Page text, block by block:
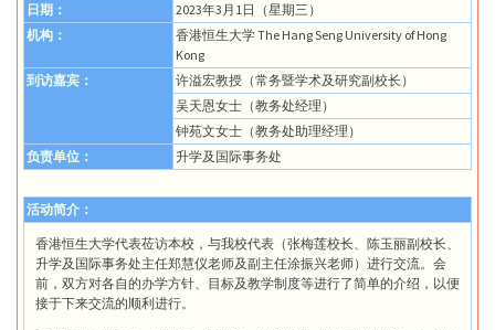
日期：
2023年3月1日（星期三）
机构：
香港恒生大学 The Hang Seng University of Hong
Kong
到访嘉宾：
许溢宏教授（常务暨学术及研究副校长）
吴天恩女士（教务处经理）
钟苑文女士（教务处助理经理）
负责单位：
升学及国际事务处
活动简介：
香港恒生大学代表莅访本校，与我校代表（张梅莲校长、陈玉丽副校长、
升学及国际事务处主任郑慧仪老师及副主任涂振兴老师）进行交流。会
前，双方对各自的办学方针、目标及教学制度等进行了简单的介绍，以便
接于下来交流的顺利进行。